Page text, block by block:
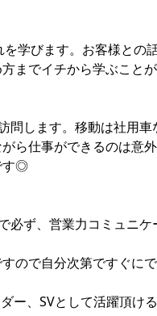
学びます。お客様との
までイチから学ぶこと
問します。移動は社用車
ら仕事ができるのは意
す◎
必ず、営業力コミュニケ
ので自分次第ですぐに
ー、SVとして活躍頂ける